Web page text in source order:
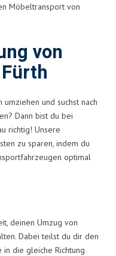
Möbeltransport von
von
und suchst nach
Dann bist du bei
richtig! Unsere
zu sparen, indem du
optimal
deinen Umzug von
Dabei teilst du dir den
die gleiche Richtung